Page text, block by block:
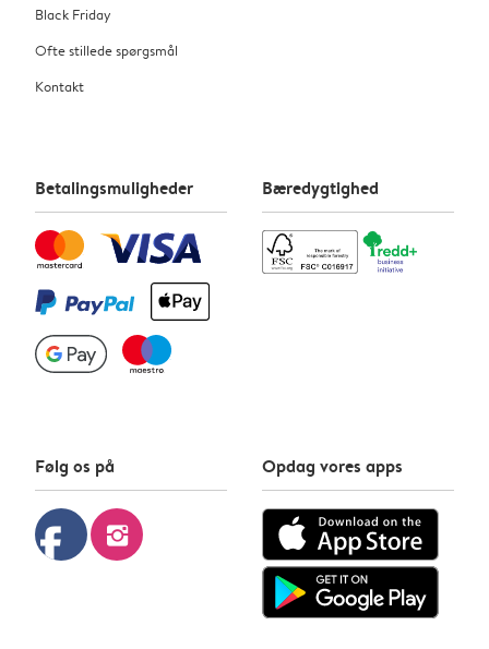
Black Friday
Ofte stillede spørgsmål
Kontakt
Betalingsmuligheder Bæredygtighed
Følg os på
facebook instagram
Opdag vores apps